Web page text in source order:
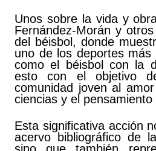
Unos sobre la vida y
Fernández-Morán y
del béisbol, donde
uno de los deportes
como el béisbol con la
esto con el objetivo
comunidad joven al
ciencias y el pensamiento
Esta significativa acción
acervo bibliográfico de